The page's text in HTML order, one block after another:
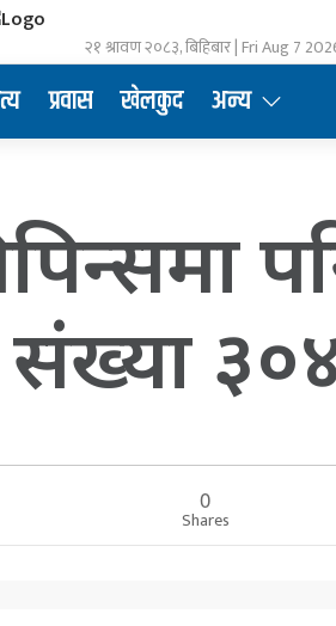
२१ श्रावण २०८३, बिहिबार | Fri Aug 7
प्रवास खेलकुद अन्य
संख्या
0
Shares